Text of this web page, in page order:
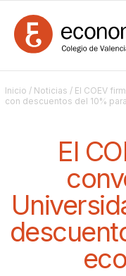
Inicio / Noticias / El COEV
con descuentos del 10%
El